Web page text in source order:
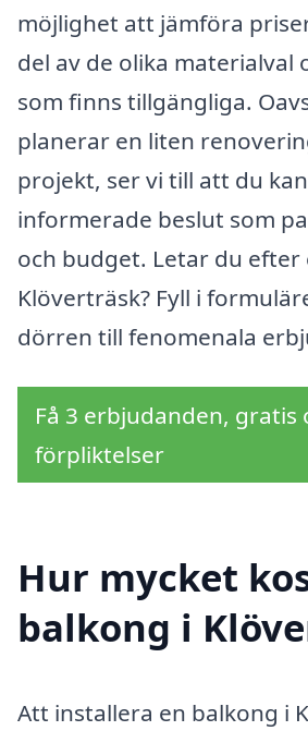
möjlighet att jämföra
del av de olika materialval
som finns tillgängliga.
planerar en liten
projekt, ser vi till att du
informerade beslut som
och budget. Letar du efter
Klöverträsk? Fyll i
dörren till fenomenala
Få 3 erbjudanden, gratis
förpliktelser
Hur mycket
balkong i
Att installera en balkong i